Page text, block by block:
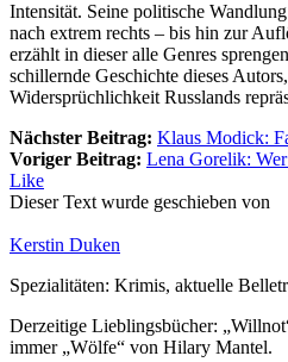
Intensität. Seine politische
nach extrem rechts – bis hin zur
erzählt in dieser alle Genres
schillernde Geschichte dieses
Widersprüchlichkeit Russlands
Nächster Beitrag: Klaus Modick:
Voriger Beitrag: Lena Gorelik:
Like
Dieser Text wurde geschieben von
Kerstin Duken
Spezialitäten: Krimis, aktuelle
Derzeitige Lieblingsbücher:
immer „Wölfe“ von Hilary Mantel.